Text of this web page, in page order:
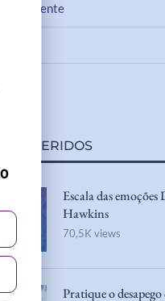
Consciente
QUERIDOS
Escala das emoções
Hawkins
70,5K views
Pratique o desapego